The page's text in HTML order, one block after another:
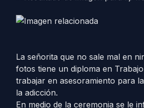
La señorita que no sale mal en
fotos tiene un diploma en
trabajar en asesoramiento para
la adicción.
En medio de la ceremonia se le